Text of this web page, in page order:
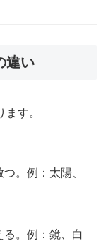
違い
す。
。例：太陽、
。例：鏡、白